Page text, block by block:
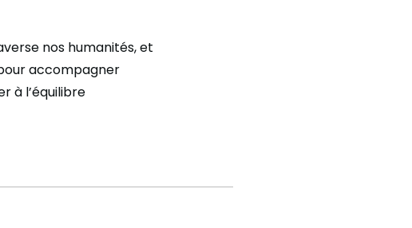
nos humanités, et
accompagner
à l’équilibre